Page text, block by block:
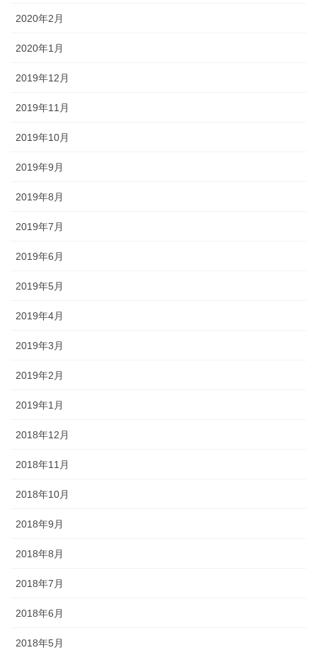
2020年2月
2020年1月
2019年12月
2019年11月
2019年10月
2019年9月
2019年8月
2019年7月
2019年6月
2019年5月
2019年4月
2019年3月
2019年2月
2019年1月
2018年12月
2018年11月
2018年10月
2018年9月
2018年8月
2018年7月
2018年6月
2018年5月